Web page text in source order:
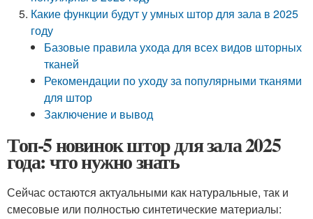
Какие функции будут у умных штор для зала в 2025
году
Базовые правила ухода для всех видов шторных
тканей
Рекомендации по уходу за популярными тканями
для штор
Заключение и вывод
Топ-5 новинок штор для зала 2025
года: что нужно знать
Сейчас остаются актуальными как натуральные, так и
смесовые или полностью синтетические материалы: